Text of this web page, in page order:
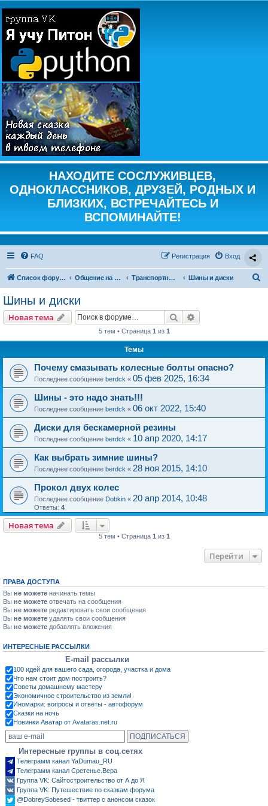
НАХОДИТЕ СОСЛУЖИВЦЕВ,
ОДНОКЛАССНИКОВ, ДРУЗЕЙ, РОДНЫХ И
БЛИЗКИХ, ВСТРЕЧАЙТЕСЬ И
ВСПОМИНАЙТЕ!
FAQ Вход
Регистрация
Список форумов Общение на свободные темы Транспортный вопрос. АвтоФорум Шины и диски
Шины и диски
Новая тема Поиск
5 тем • Страница 1 из 1
Темы
Почему смазывать колесные болты опасно?
Последнее сообщение berdck « 05 фев 2025, 16:34
Шины - это надо знать!!!
Последнее сообщение berdck « 06 окт 2022, 15:40
Диски для бескамерной резины
Последнее сообщение berdck « 10 апр 2020, 14:17
Как выбрать зимние шины?
Последнее сообщение berdck « 28 ноя 2015, 14:10
Прокол двух колес
Последнее сообщение Dobkin « 20 апр 2014, 10:48
Ответы: 4
Новая тема
5 тем • Страница 1 из 1
Перейти
ПРАВА ДОСТУПА
Вы не можете начинать темы
Вы не можете отвечать на сообщения
Вы не можете редактировать свои сообщения
Вы не можете удалять свои сообщения
Вы не можете добавлять вложения
ИНТЕРЕСНЫЕ РАССЫЛКИ
E-mail рассылки
100 идей для вашего сада, огорода, участка и дома
Что нам стоит дом построить?
Советы домашнему мастеру
Экономичное строительство из земли!
Иномарки: вопросы и ответы - автофорум
Сказки на ночь
Новинки Аватар от Avataras.net.ru
Интересные группы в соц.сетях
Телеграмм канал YaDumau_RU
Телеграмм канал Сретенье.Вера
Группа VK: Сайтостроительство от А до Я
Группа VK: Путешествие по сказкам форума
@DobreySobesed - твиттер с анонсом сказок